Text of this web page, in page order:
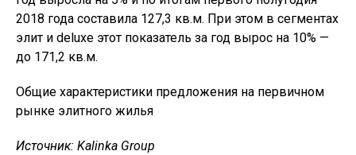
2018 года составила 127,3 кв.м. При этом в сегментах
элит и deluxe этот показатель за год вырос на 10% —
до 171,2 кв.м.
Общие характеристики предложения на первичном
рынке элитного жилья
Источник: Kalinka Group